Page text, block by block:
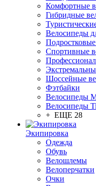
Комфортные
Гибридные
Велосипеды
Спортивные
Шоссейные
Фэтбайки
Велосипеды
Велосипеды
+ ЕЩЕ 28
Экипировка
Одежда
Обувь
Велошлемы
Велоперчатки
Очки